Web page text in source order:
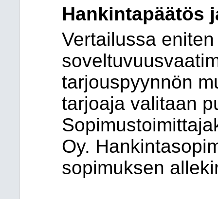
Hankintapäätös
Vertailussa
tarjouspyynnön
tarjoaja valitaan
Oy.
sopimuksen